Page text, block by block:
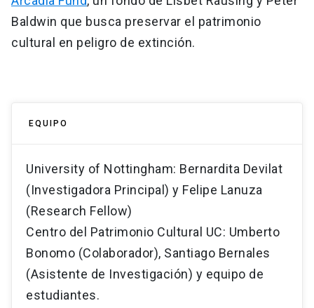
Baldwin que busca preservar el patrimonio
cultural en peligro de extinción.
EQUIPO
University of Nottingham: Bernardita Devilat
(Investigadora Principal) y Felipe Lanuza
(Research Fellow)
Centro del Patrimonio Cultural UC: Umberto
Bonomo (Colaborador), Santiago Bernales
(Asistente de Investigación) y equipo de
estudiantes.